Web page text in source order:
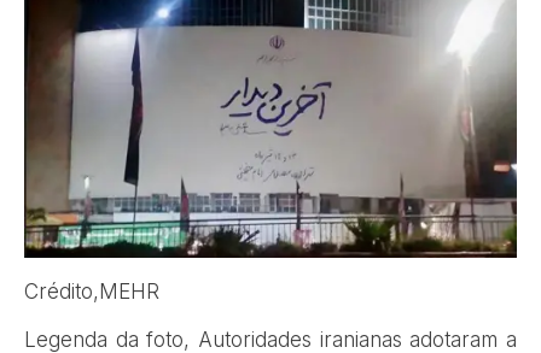
Crédito,MEHR
Legenda da foto, Autoridades iranianas adotaram a